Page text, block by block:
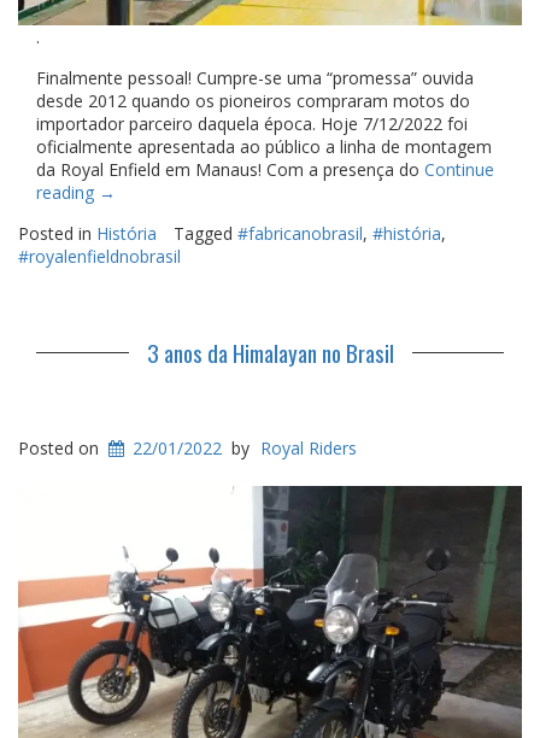
.
Finalmente pessoal! Cumpre-se uma “promessa” ouvida
desde 2012 quando os pioneiros compraram motos do
importador parceiro daquela época. Hoje 7/12/2022 foi
oficialmente apresentada ao público a linha de montagem
da Royal Enfield em Manaus! Com a presença do Continue
reading “Inaugurada
linha
de
em
→
Posted in História Tagged #fabricanobrasil, #história,
#royalenfieldnobrasil
3 anos da Himalayan no Brasil
Posted on 22/01/2022 by Royal Riders